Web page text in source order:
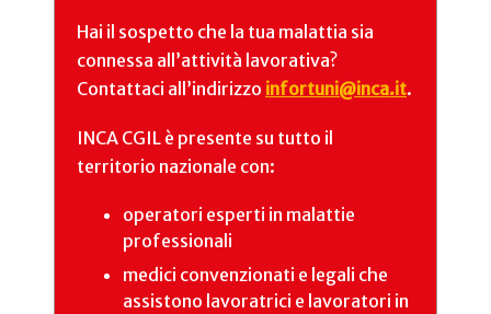
Hai il sospetto che la tua malattia sia
connessa all’attività lavorativa?
Contattaci all’indirizzo infortuni@inca.it.
INCA CGIL è presente su tutto il
territorio nazionale con:
operatori esperti in malattie
professionali
medici convenzionati e legali che
assistono lavoratrici e lavoratori in